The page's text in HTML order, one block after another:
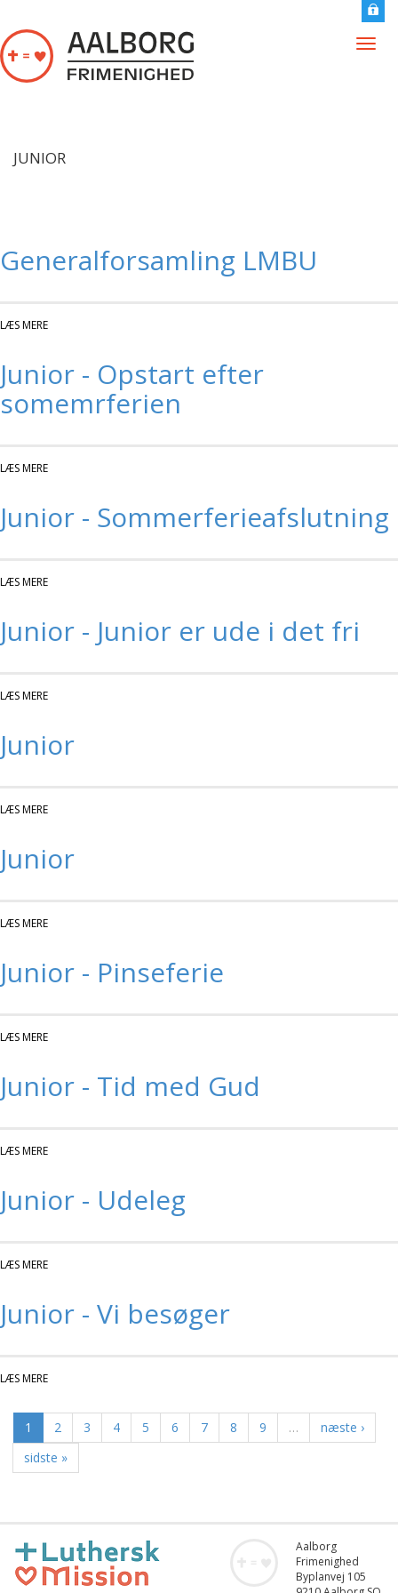
JUNIOR
Generalforsamling LMBU
LÆS MERE
Junior - Opstart efter
somemrferien
LÆS MERE
Junior - Sommerferieafslutning
LÆS MERE
Junior - Junior er ude i det fri
LÆS MERE
Junior
LÆS MERE
Junior
LÆS MERE
Junior - Pinseferie
LÆS MERE
Junior - Tid med Gud
LÆS MERE
Junior - Udeleg
LÆS MERE
Junior - Vi besøger
LÆS MERE
1 2 3 4 5 6 7 8 9 …
næste ›
sidste »
Aalborg
Frimenighed
Byplanvej 105